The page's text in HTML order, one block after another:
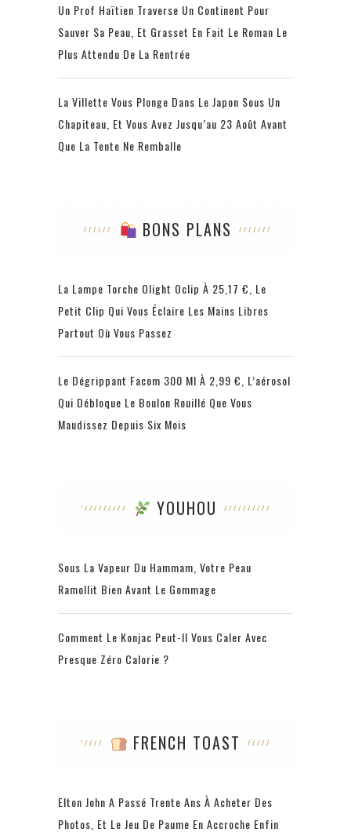
Un Prof Haïtien Traverse Un Continent Pour
Sauver Sa Peau, Et Grasset En Fait Le Roman Le
Plus Attendu De La Rentrée
La Villette Vous Plonge Dans Le Japon Sous Un
Chapiteau, Et Vous Avez Jusqu’au 23 Août Avant
Que La Tente Ne Remballe
BONS PLANS
La Lampe Torche Olight Oclip À 25,17 €, Le
Petit Clip Qui Vous Éclaire Les Mains Libres
Partout Où Vous Passez
Le Dégrippant Facom 300 Ml À 2,99 €, L’aérosol
Qui Débloque Le Boulon Rouillé Que Vous
Maudissez Depuis Six Mois
YOUHOU
Sous La Vapeur Du Hammam, Votre Peau
Ramollit Bien Avant Le Gommage
Comment Le Konjac Peut-Il Vous Caler Avec
Presque Zéro Calorie ?
FRENCH TOAST
Elton John A Passé Trente Ans À Acheter Des
Photos, Et Le Jeu De Paume En Accroche Enfin